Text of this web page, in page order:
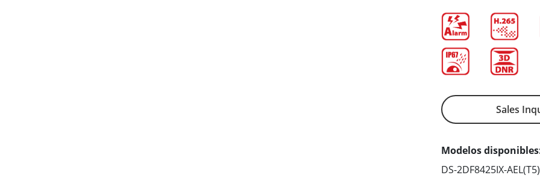
Sales
Modelos
DS-2DF8425IX-AEL(T5)